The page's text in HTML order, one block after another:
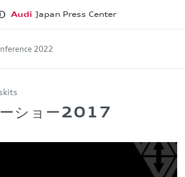
Audi Japan Press Center
2022
ーショー2017